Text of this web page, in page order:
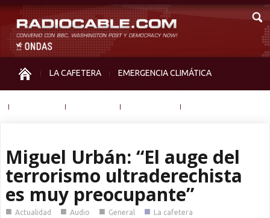
LA CAFETERA EMERGENCIA CLIMÁTICA
Miguel Urbán: “El auge del
terrorismo ultraderechista
es muy preocupante”
■ Actualidad ■ Audio ■ General ■ La cafetera